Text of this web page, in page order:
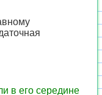
в его середине